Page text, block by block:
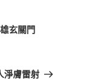
玄關門
淨膚雷射